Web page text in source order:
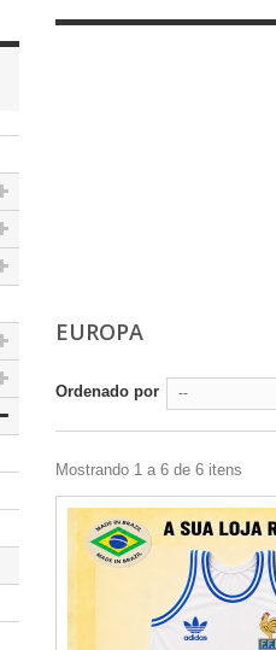
EUROPA
Ordenado por --
Mostrando 1 a 6 de 6 itens